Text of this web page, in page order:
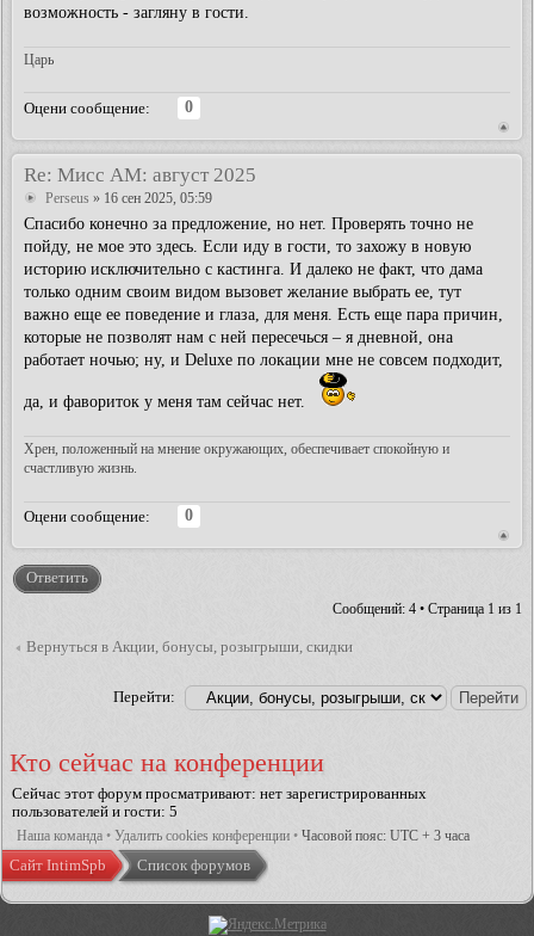
возможность - загляну в гости.
Царь
Оцени сообщение:
0
Re: Мисс АМ: август 2025
Perseus » 16 сен 2025, 05:59
Спасибо конечно за предложение, но нет. Проверять точно не
пойду, не мое это здесь. Если иду в гости, то захожу в новую
историю исключительно с кастинга. И далеко не факт, что дама
только одним своим видом вызовет желание выбрать ее, тут
важно еще ее поведение и глаза, для меня. Есть еще пара причин,
которые не позволят нам с ней пересечься – я дневной, она
работает ночью; ну, и Deluxe по локации мне не совсем подходит,
да, и фавориток у меня там сейчас нет.
Хрен, положенный на мнение окружающих, обеспечивает спокойную и
счастливую жизнь.
Оцени сообщение:
0
Ответить
Сообщений: 4 • Страница 1 из 1
Вернуться в Акции, бонусы, розыгрыши, скидки
Перейти:
Кто сейчас на конференции
Сейчас этот форум просматривают: нет зарегистрированных
пользователей и гости: 5
Наша команда • Удалить cookies конференции • Часовой пояс: UTC + 3 часа
Сайт IntimSpb Список форумов